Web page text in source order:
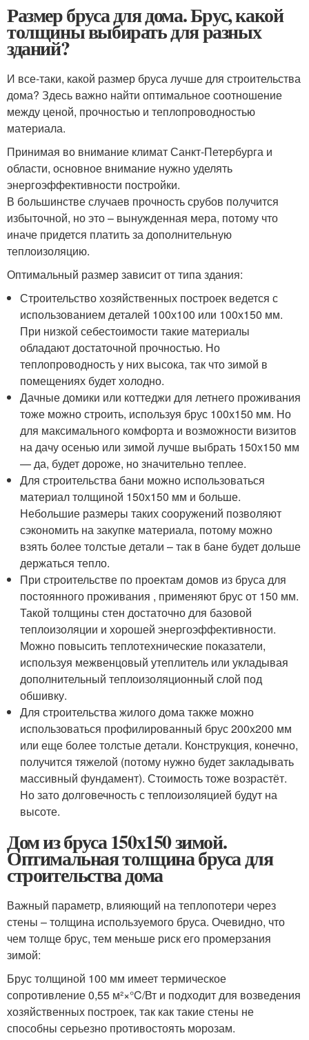
Размер бруса для дома. Брус, какой
толщины выбирать для разных
зданий?
И все-таки, какой размер бруса лучше для строительства
дома? Здесь важно найти оптимальное соотношение
между ценой, прочностью и теплопроводностью
материала.
Принимая во внимание климат Санкт-Петербурга и
области, основное внимание нужно уделять
энергоэффективности постройки.
В большинстве случаев прочность срубов получится
избыточной, но это – вынужденная мера, потому что
иначе придется платить за дополнительную
теплоизоляцию.
Оптимальный размер зависит от типа здания:
Строительство хозяйственных построек ведется с
использованием деталей 100х100 или 100х150 мм.
При низкой себестоимости такие материалы
обладают достаточной прочностью. Но
теплопроводность у них высока, так что зимой в
помещениях будет холодно.
Дачные домики или коттеджи для летнего проживания
тоже можно строить, используя брус 100х150 мм. Но
для максимального комфорта и возможности визитов
на дачу осенью или зимой лучше выбрать 150х150 мм
— да, будет дороже, но значительно теплее.
Для строительства бани можно использоваться
материал толщиной 150х150 мм и больше.
Небольшие размеры таких сооружений позволяют
сэкономить на закупке материала, потому можно
взять более толстые детали – так в бане будет дольше
держаться тепло.
При строительстве по проектам домов из бруса для
постоянного проживания , применяют брус от 150 мм.
Такой толщины стен достаточно для базовой
теплоизоляции и хорошей энергоэффективности.
Можно повысить теплотехнические показатели,
используя межвенцовый утеплитель или укладывая
дополнительный теплоизоляционный слой под
обшивку.
Для строительства жилого дома также можно
использоваться профилированный брус 200х200 мм
или еще более толстые детали. Конструкция, конечно,
получится тяжелой (потому нужно будет закладывать
массивный фундамент). Стоимость тоже возрастёт.
Но зато долговечность с теплоизоляцией будут на
высоте.
Дом из бруса 150х150 зимой.
Оптимальная толщина бруса для
строительства дома
Важный параметр, влияющий на теплопотери через
стены – толщина используемого бруса. Очевидно, что
чем толще брус, тем меньше риск его промерзания
зимой:
Брус толщиной 100 мм имеет термическое
сопротивление 0,55 м²×°C/Вт и подходит для возведения
хозяйственных построек, так как такие стены не
способны серьезно противостоять морозам.